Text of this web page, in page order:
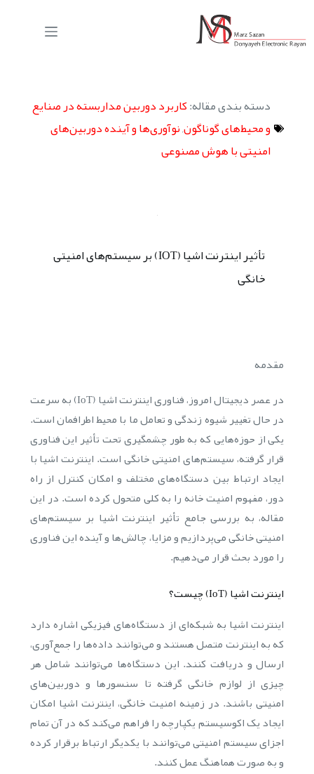
دسته بندی مقاله:کاربرد دوربین مداربسته در صنایع
و محیط‌های گوناگون,نوآوری‌ها و آینده دوربین‌های
امنیتی با هوش مصنوعی
تأثیر اینترنت اشیا (IOT) بر سیستم‌های امنیتی
خانگی
مقدمه
در عصر دیجیتال امروز، فناوری اینترنت اشیا (IoT) به سرعت
در حال تغییر شیوه زندگی و تعامل ما با محیط اطرافمان است.
یکی از حوزه‌هایی که به طور چشمگیری تحت تأثیر این فناوری
قرار گرفته، سیستم‌های امنیتی خانگی است. اینترنت اشیا با
ایجاد ارتباط بین دستگاه‌های مختلف و امکان کنترل از راه
دور، مفهوم امنیت خانه را به کلی متحول کرده است. در این
مقاله، به بررسی جامع تأثیر اینترنت اشیا بر سیستم‌های
امنیتی خانگی می‌پردازیم و مزایا، چالش‌ها و آینده این فناوری
را مورد بحث قرار می‌دهیم.
اینترنت اشیا (IoT) چیست؟
اینترنت اشیا به شبکه‌ای از دستگاه‌های فیزیکی اشاره دارد
که به اینترنت متصل هستند و می‌توانند داده‌ها را جمع‌آوری،
ارسال و دریافت کنند. این دستگاه‌ها می‌توانند شامل هر
چیزی از لوازم خانگی گرفته تا سنسورها و دوربین‌های
امنیتی باشند. در زمینه امنیت خانگی، اینترنت اشیا امکان
ایجاد یک اکوسیستم یکپارچه را فراهم می‌کند که در آن تمام
اجزای سیستم امنیتی می‌توانند با یکدیگر ارتباط برقرار کرده
و به صورت هماهنگ عمل کنند.